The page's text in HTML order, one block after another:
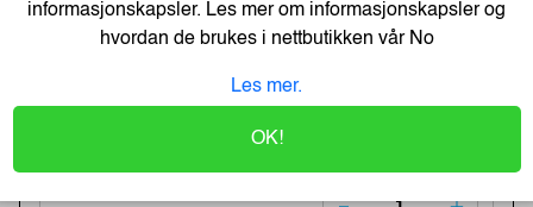
Cateringfilm Wrapmaster1000
30Cmx100M (3 stk)
Varenummer:8332 /31C78
informasjonskapsler. Les mer om informasjonskapsler og
hvordan de brukes i nettbutikken vårNo
Les mer.
OK!